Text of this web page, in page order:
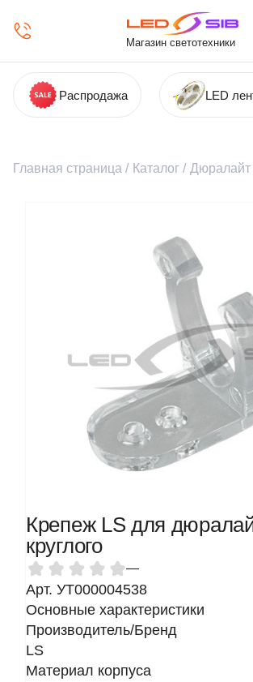
Магазин светотехники
Распродажа LED
Главная страница / Каталог / Дюралайт
Крепеж LS для
круглого
—
Арт. УТ000004538
Основные характеристики
Производитель/Бренд
LS
Материал корпуса